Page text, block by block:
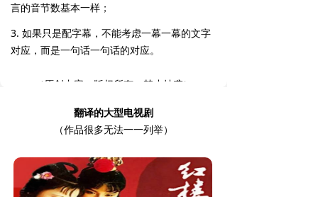
言的音节数基本一样；
3. 如果只是配字幕，不能考虑一幕一幕的文字
对应，而是一句话一句话的对应。
（原创内容，版权所有，禁止抄袭）
翻译的大型电视剧
（作品很多无法一一列举）